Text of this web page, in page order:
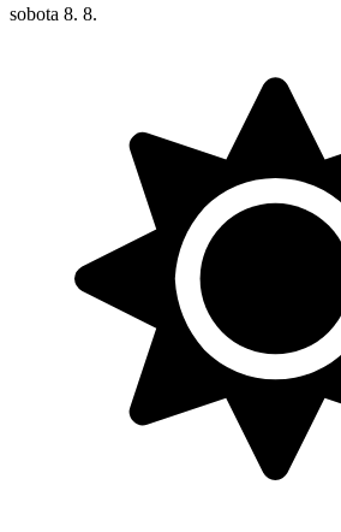
sobota 8. 8.